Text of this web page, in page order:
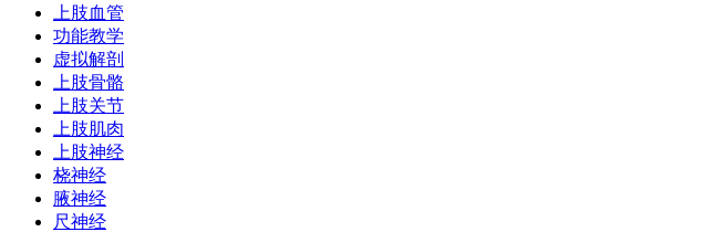
上肢血管
功能教学
虚拟解剖
上肢骨骼
上肢关节
上肢肌肉
上肢神经
桡神经
腋神经
尺神经